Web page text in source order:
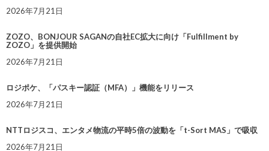
2026年7月21日
ZOZO、BONJOUR SAGANの自社EC拡大に向け「Fulfillment by
ZOZO」を提供開始
2026年7月21日
ロジポケ、「パスキー認証（MFA）」機能をリリース
2026年7月21日
NTTロジスコ、エンタメ物流の平時5倍の波動を「t-Sort MAS」で吸収
2026年7月21日